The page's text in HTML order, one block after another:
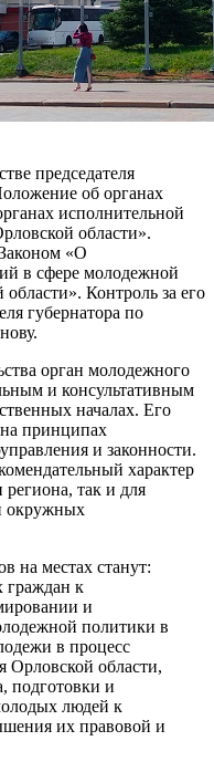
председателя
об органах
исполнительной
области».
«О
в сфере молодежной
Контроль за его
губернатора по
орган молодежного
и консультативным
началах. Его
на принципах
и законности.
характер
так и для
окружных
на местах станут:
граждан к
и
политики в
в процесс
Орловской области,
подготовки и
людей к
их правовой и